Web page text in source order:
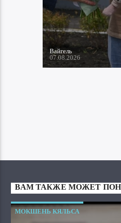
Вайгель
07.08.2026
ВАМ ТАКЖЕ МОЖЕТ
МОКШЕНЬ КЯЛЬСА